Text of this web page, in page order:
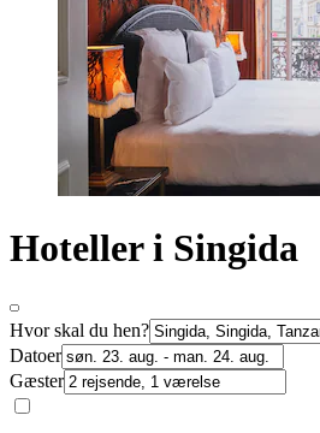
Hoteller i Singida
Hvor skal du hen?
Datoer
Gæster